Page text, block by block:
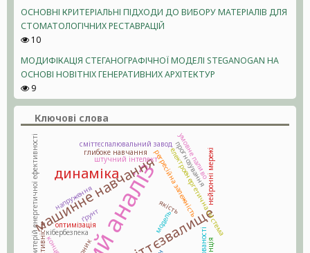
ОСНОВНІ КРИТЕРІАЛЬНІ ПІДХОДИ ДО ВИБОРУ МАТЕРІАЛІВ ДЛЯ
СТОМАТОЛОГІЧНИХ РЕСТАВРАЦІЙ
10
МОДИФІКАЦІЯ СТЕГАНОГРАФІЧНОЇ МОДЕЛІ STEGANOGAN НА
ОСНОВІ НОВІТНІХ ГЕНЕРАТИВНИХ АРХІТЕКТУР
9
Ключові слова
машинне навчання
динаміка
сміттєзвалище
оптимізація
регресійна залежність
електроенергетична система
ґрунт
нейронні мережі
штучний інтелект
якість
глибоке навчання прогнозування
модель
умовне паливо
кібербезпека
сміттєспалювальний завод
напруження